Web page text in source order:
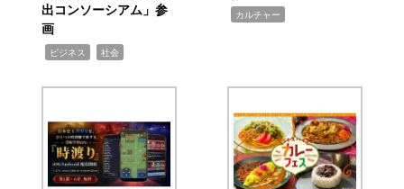
出コンソーシアム」参
画
ビジネス 社会
カルチャー